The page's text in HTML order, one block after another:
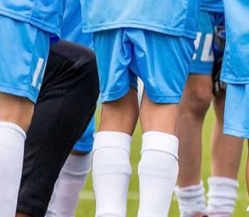
COMUNIDADUANL
CULTURA
DEPORTES
I+D+I EXPERTOS